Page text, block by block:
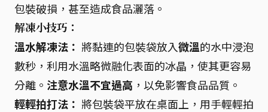
包裝破損，甚至造成食品灑落。
解凍小技巧：
溫水解凍法： 將黏連的包裝袋放入微溫的水中浸泡
數秒，利用水溫略微融化表面的冰晶，使其更容易
分離。 注意水溫不宜過高 ，以免影響食品品質。
輕輕拍打法： 將包裝袋平放在桌面上，用手輕輕拍